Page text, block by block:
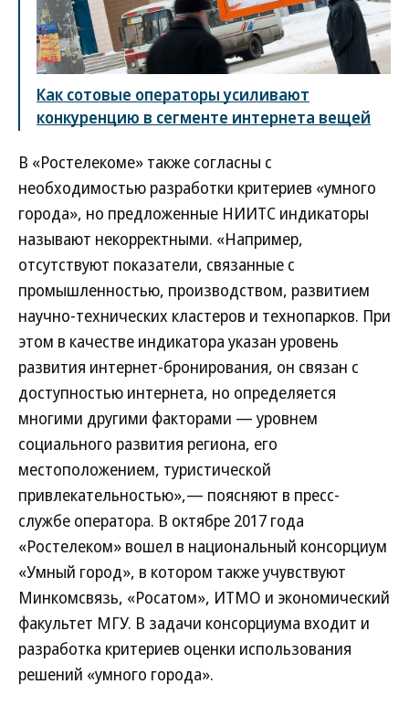
Как сотовые операторы усиливают
конкуренцию в сегменте интернета вещей
В «Ростелекоме» также согласны с
необходимостью разработки критериев «умного
города», но предложенные НИИТС индикаторы
называют некорректными. «Например,
отсутствуют показатели, связанные с
промышленностью, производством, развитием
научно-технических кластеров и технопарков. При
этом в качестве индикатора указан уровень
развития интернет-бронирования, он связан с
доступностью интернета, но определяется
многими другими факторами — уровнем
социального развития региона, его
местоположением, туристической
привлекательностью»,— поясняют в пресс-
службе оператора. В октябре 2017 года
«Ростелеком» вошел в национальный консорциум
«Умный город», в котором также учувствуют
Минкомсвязь, «Росатом», ИТМО и экономический
факультет МГУ. В задачи консорциума входит и
разработка критериев оценки использования
решений «умного города».